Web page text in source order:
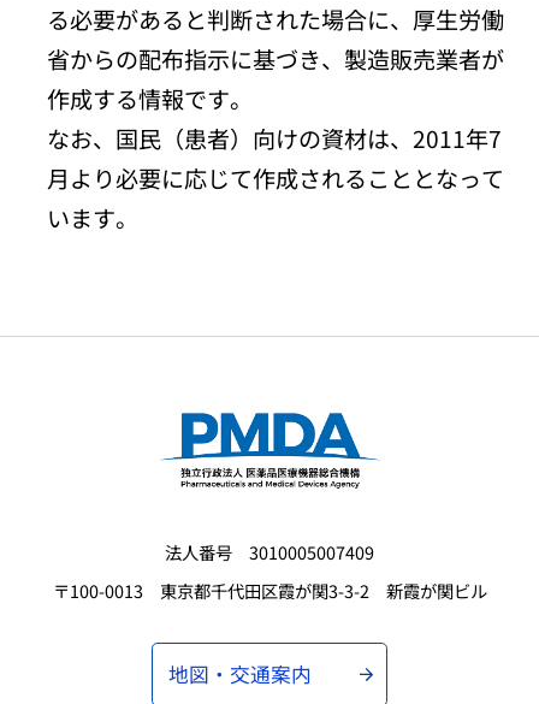
る必要があると判断された場合に、厚生労働
省からの配布指示に基づき、製造販売業者が
作成する情報です。
なお、国民（患者）向けの資材は、2011年7
月より必要に応じて作成されることとなって
います。
法人番号 3010005007409
〒100-0013 東京都千代田区霞が関3-3-2 新霞が関ビル
地図・交通案内